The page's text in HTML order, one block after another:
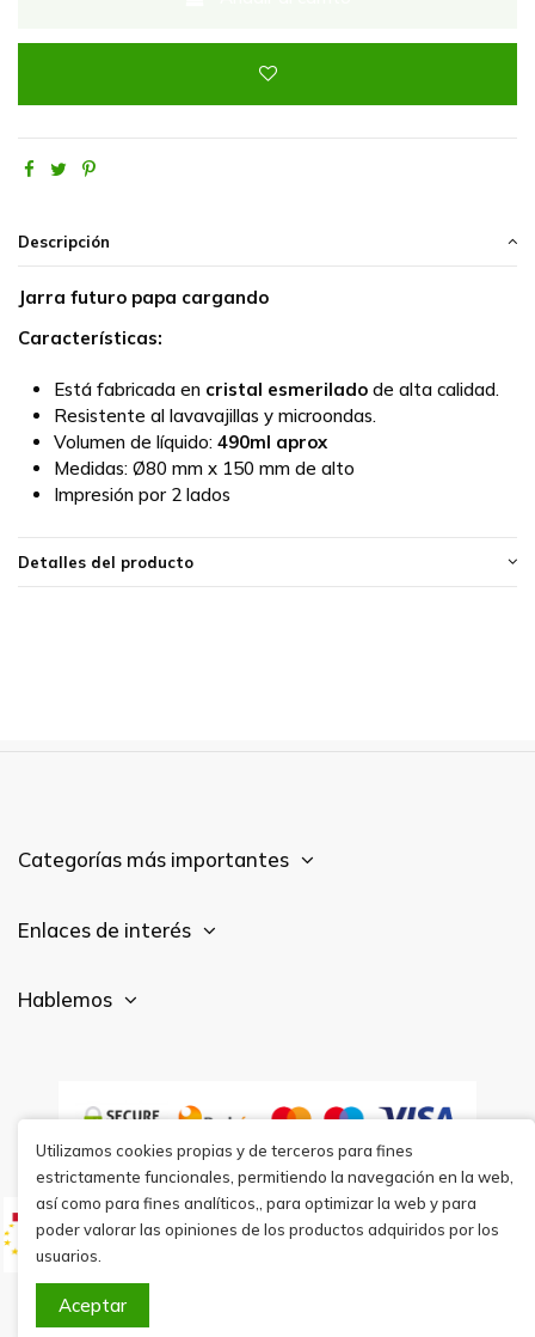
Descripción
Jarra futuro papa cargando
Características:
Está fabricada en cristal esmerilado de alta calidad.
Resistente al lavavajillas y microondas.
Volumen de líquido: 490ml aprox
Medidas: Ø80 mm x 150 mm de alto
Impresión por 2 lados
Detalles del producto
Categorías más importantes
Enlaces de interés
Hablemos
Utilizamos cookies propias y de terceros para fines
estrictamente funcionales, permitiendo la navegación en la web,
así como para fines analíticos,, para optimizar la web y para
poder valorar las opiniones de los productos adquiridos por los
usuarios.
Aceptar